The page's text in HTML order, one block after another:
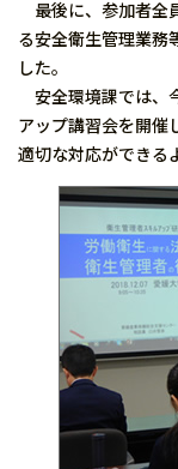
最後に、参加者全
る安全衛生管理業務
した。
安全環境課では、
アップ講習会を開催
適切な対応ができる